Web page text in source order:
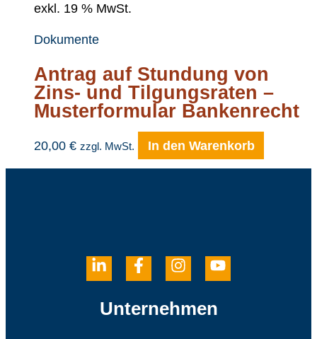
exkl. 19 % MwSt.
Dokumente
Antrag auf Stundung von
Zins- und Tilgungsraten –
Musterformular Bankenrecht
20,00 € zzgl. MwSt. In den Warenkorb
Unternehmen